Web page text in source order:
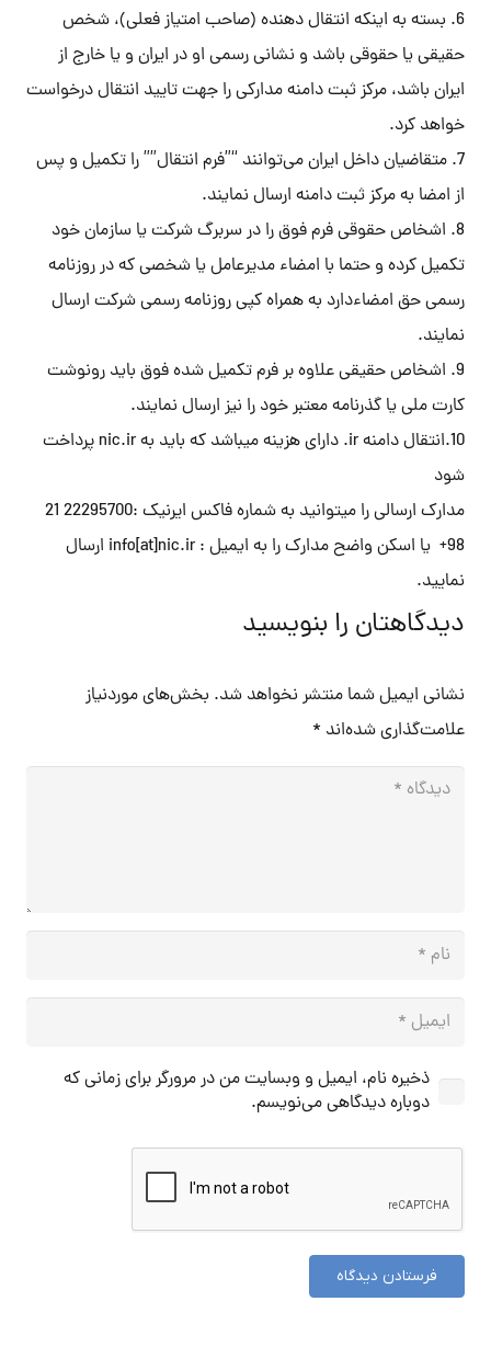
6. بسته به اینکه انتقال دهنده (صاحب امتیاز فعلی)، شخص
حقیقی یا حقوقی باشد و نشانی رسمی او در ایران و یا خارج از
ایران باشد، مرکز ثبت دامنه مدارکی را جهت تایید انتقال درخواست
خواهد کرد.
7. متقاضیان داخل ایران می‌توانند “”فرم انتقال”” را تکمیل و پس
از امضا به مرکز ثبت دامنه ارسال نمایند.
8. اشخاص حقوقی فرم فوق را در سربرگ شرکت یا سازمان خود
تکمیل کرده و حتما با امضاء مدیرعامل یا شخصی که در روزنامه
رسمی حق امضاءدارد به همراه کپی روزنامه رسمی شرکت ارسال
نمایند.
9. اشخاص حقیقی علاوه بر فرم تکمیل شده فوق باید رونوشت
کارت ملی یا گذرنامه معتبر خود را نیز ارسال نمایند.
10.انتقال دامنه ir. دارای هزینه میباشد که باید به nic.ir پرداخت
شود
مدارک ارسالی را میتوانید به شماره فاکس ایرنیک :22295700 21
98+ یا اسکن واضح مدارک را به ایمیل : info[at]nic.ir ارسال
نمایید.
دیدگاهتان را بنویسید
نشانی ایمیل شما منتشر نخواهد شد. بخش‌های موردنیاز
علامت‌گذاری شده‌اند *
ذخیره نام، ایمیل و وبسایت من در مرورگر برای زمانی که
دوباره دیدگاهی می‌نویسم.
فرستادن دیدگاه